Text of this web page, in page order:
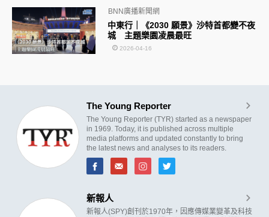
中東行｜《2030 願景》沙特首都變不夜
城 主題樂園凌晨最旺
BNN廣播新聞網
2026-04-16
The Young Reporter
The Young Reporter (TYR) started as a newspaper
in 1969. Today, it is published across multiple
media platforms and updated constantly to bring
the latest news and analyses to its readers.
新報人
新報人(SPY)創刊於1970年，因應傳媒業變革及科技